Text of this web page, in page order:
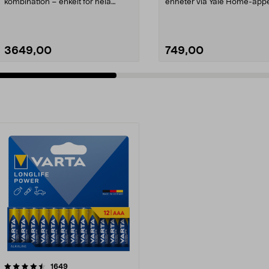
kombination – enkelt för hela
3649,00
enheter via Yale Home-
749,00
1649recensioner